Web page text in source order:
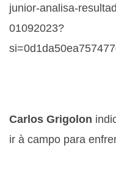
junior-analisa-
01092023?
Carlos Grigolon
ir à campo para